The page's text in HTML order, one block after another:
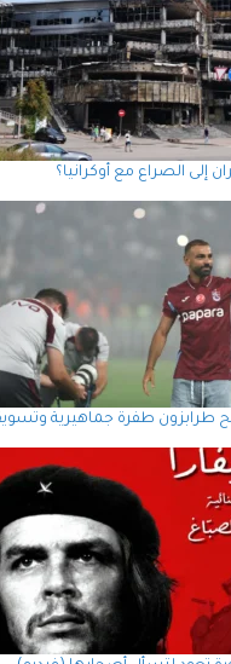
إلى الصراع مع أوكرانيا؟
طرابزون طفرة جماهيرية